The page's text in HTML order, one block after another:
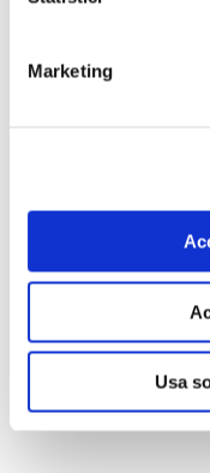
Marketing
Usa